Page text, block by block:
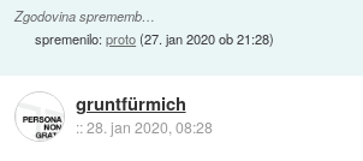
Zgodovina sprememb…
spremenilo:proto(27. jan 2020 ob 21:28)
gruntfürmich
::28. jan 2020, 08:28